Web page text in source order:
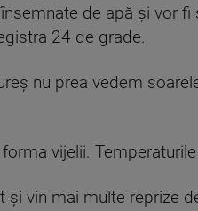
de apă și vor
24 de grade.
nu prea vedem
vijelii.
și vin mai multe reprize